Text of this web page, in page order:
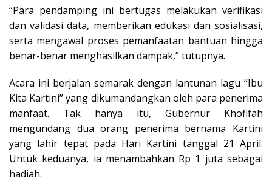
“Para pendamping ini bertugas melakukan verifikasi
dan validasi data, memberikan edukasi dan sosialisasi,
serta mengawal proses pemanfaatan bantuan hingga
benar-benar menghasilkan dampak,” tutupnya.
Acara ini berjalan semarak dengan lantunan lagu “Ibu
Kita Kartini” yang dikumandangkan oleh para penerima
manfaat. Tak hanya itu, Gubernur Khofifah
mengundang dua orang penerima bernama Kartini
yang lahir tepat pada Hari Kartini tanggal 21 April.
Untuk keduanya, ia menambahkan Rp 1 juta sebagai
hadiah.